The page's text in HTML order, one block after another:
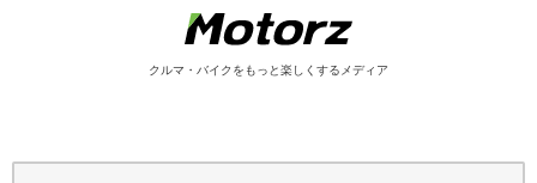
クルマ・バイクをもっと楽しくするメディア